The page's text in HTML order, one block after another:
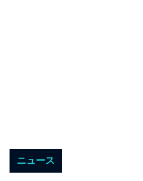
ニュース